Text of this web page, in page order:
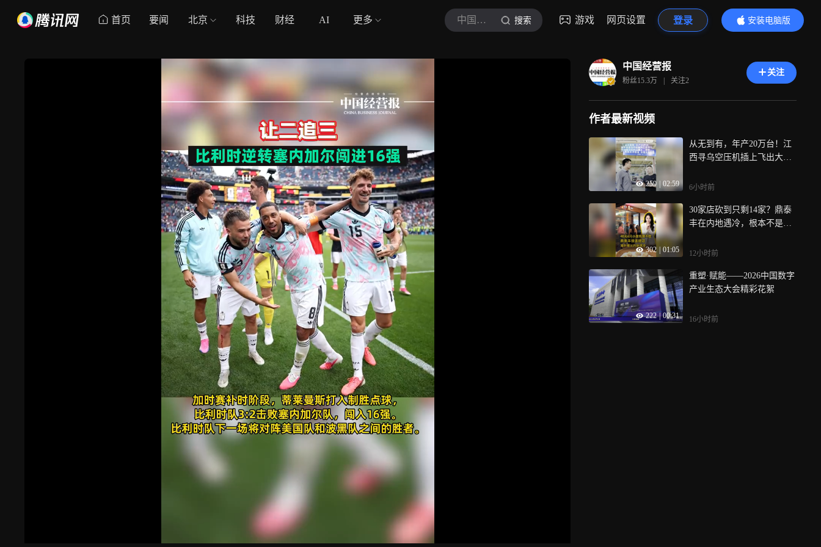
首页 要闻 北京 科技 财经 AI 更多 中国经营报 搜索 游戏 网页设置 登录
安装电脑版
内容更精彩
中国经营报
粉丝15.3万 | 关注2
关注
作者最新视频
259 02:59
从无到有，年产20万台！江
西寻乌空压机插上飞出大山
6小时前
302 01:05
30家店砍到只剩14家？鼎泰
丰在内地遇冷，根本不是味
12小时前
222 | 00:31
重塑·赋能——2026中国数字
产业生态大会精彩花絮
16小时前